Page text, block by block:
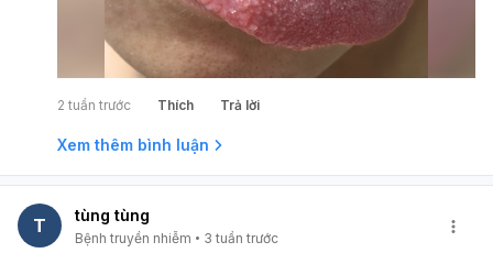
2 tuần trước Thích Trả lời
Xem thêm bình luận
T tùng tùng
Bệnh truyền nhiễm 3 tuần trước